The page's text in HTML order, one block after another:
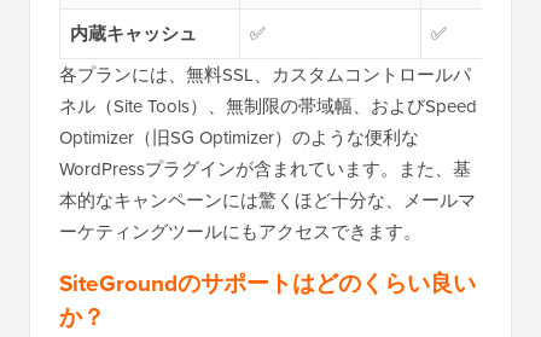
内蔵キャッシュ
✅
✅
各プランには、無料SSL、カスタムコントロールパ
ネル（Site Tools）、無制限の帯域幅、およびSpeed
Optimizer（旧SG Optimizer）のような便利な
WordPressプラグインが含まれています。また、基
本的なキャンペーンには驚くほど十分な、メールマ
ーケティングツールにもアクセスできます。
SiteGroundのサポートはどのくらい良い
か？